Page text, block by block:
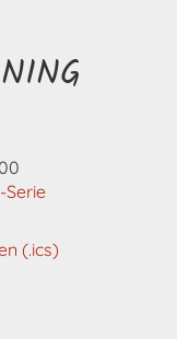
Serie
(.ics)